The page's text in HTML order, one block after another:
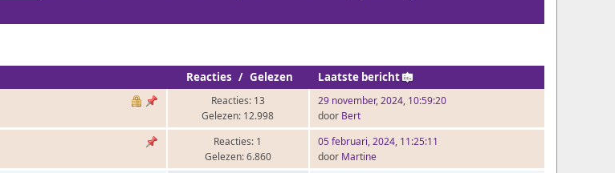
Reacties / Gelezen
Laatste bericht
Reacties: 13
Gelezen: 12.998
29 november, 2024, 10:59:20
door Bert
Reacties: 1
Gelezen: 6.860
05 februari, 2024, 11:25:11
door Martine